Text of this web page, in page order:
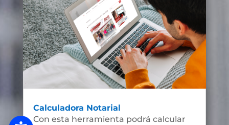
Calculadora Notarial
Con esta herramienta podrá calcular